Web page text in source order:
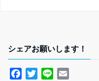
シェアお願いします！